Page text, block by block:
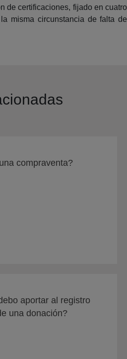
de certificaciones, fijado en cuatro
misma circunstancia de falta de
compraventa?
aportar al registro
una donación?